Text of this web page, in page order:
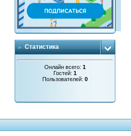
Статистика
Онлайн всего:1
Гостей:1
Пользователей:0